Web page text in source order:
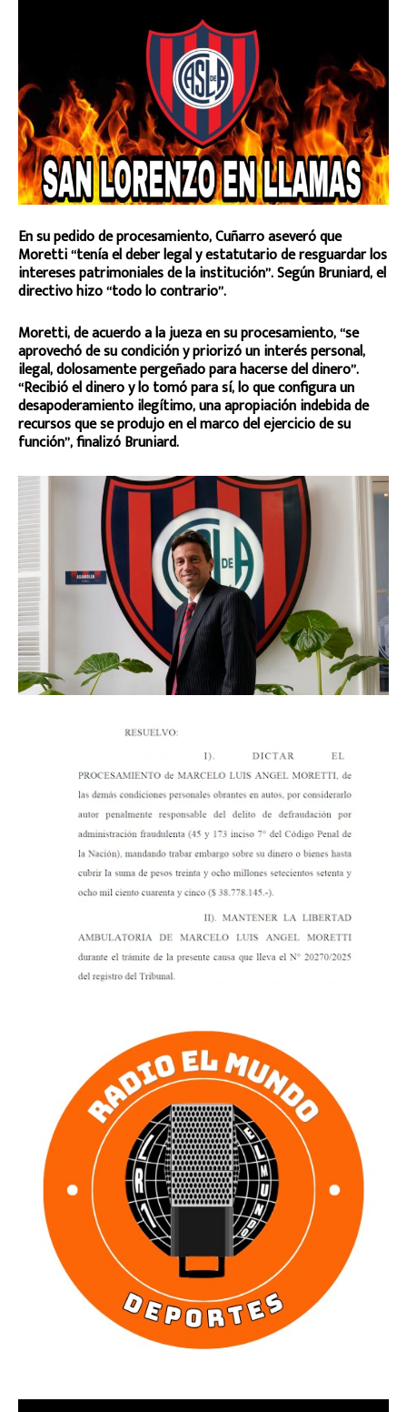
En su pedido de procesamiento, Cuñarro aseveró que
Moretti “tenía el deber legal y estatutario de resguardar los
intereses patrimoniales de la institución”. Según Bruniard, el
directivo hizo “todo lo contrario”.
Moretti, de acuerdo a la jueza en su procesamiento, “se
aprovechó de su condición y priorizó un interés personal,
ilegal, dolosamente pergeñado para hacerse del dinero”.
“Recibió el dinero y lo tomó para sí, lo que configura un
desapoderamiento ilegítimo, una apropiación indebida de
recursos que se produjo en el marco del ejercicio de su
función”, finalizó Bruniard.